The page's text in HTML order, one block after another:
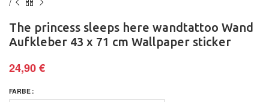
The princess sleeps here wandtattoo Wand
Aufkleber 43 x 71 cm Wallpaper sticker
24,90€
FARBE